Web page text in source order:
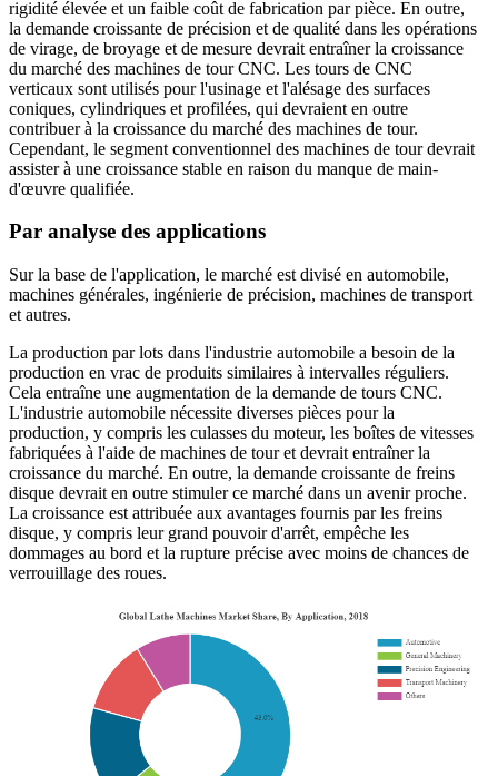
rigidité élevée et un faible coût de fabrication par pièce. En outre,
la demande croissante de précision et de qualité dans les opérations
de virage, de broyage et de mesure devrait entraîner la croissance
du marché des machines de tour CNC. Les tours de CNC
verticaux sont utilisés pour l'usinage et l'alésage des surfaces
coniques, cylindriques et profilées, qui devraient en outre
contribuer à la croissance du marché des machines de tour.
Cependant, le segment conventionnel des machines de tour devrait
assister à une croissance stable en raison du manque de main-
d'œuvre qualifiée.
Par analyse des applications
Sur la base de l'application, le marché est divisé en automobile,
machines générales, ingénierie de précision, machines de transport
et autres.
La production par lots dans l'industrie automobile a besoin de la
production en vrac de produits similaires à intervalles réguliers.
Cela entraîne une augmentation de la demande de tours CNC.
L'industrie automobile nécessite diverses pièces pour la
production, y compris les culasses du moteur, les boîtes de vitesses
fabriquées à l'aide de machines de tour et devrait entraîner la
croissance du marché. En outre, la demande croissante de freins
disque devrait en outre stimuler ce marché dans un avenir proche.
La croissance est attribuée aux avantages fournis par les freins
disque, y compris leur grand pouvoir d'arrêt, empêche les
dommages au bord et la rupture précise avec moins de chances de
verrouillage des roues.